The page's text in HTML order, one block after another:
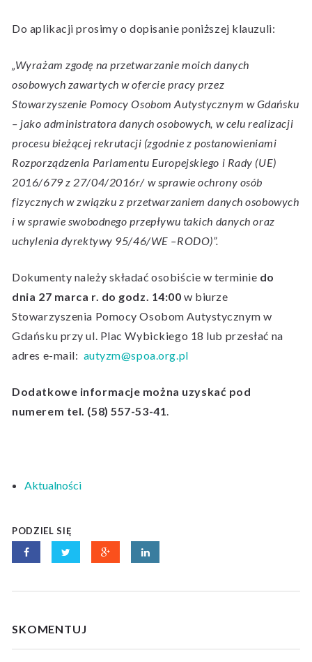
Do aplikacji prosimy o dopisanie poniższej klauzuli:
„Wyrażam zgodę na przetwarzanie moich danych
osobowych zawartych w ofercie pracy przez
Stowarzyszenie Pomocy Osobom Autystycznym w Gdańsku
– jako administratora danych osobowych, w celu realizacji
procesu bieżącej rekrutacji (zgodnie z postanowieniami
Rozporządzenia Parlamentu Europejskiego i Rady (UE)
2016/679 z 27/04/2016r/ w sprawie ochrony osób
fizycznych w związku z przetwarzaniem danych osobowych
i w sprawie swobodnego przepływu takich danych oraz
uchylenia dyrektywy 95/46/WE –RODO)”.
Dokumenty należy składać osobiście w terminie do
dnia 27 marca r. do godz. 14:00 w biurze
Stowarzyszenia Pomocy Osobom Autystycznym w
Gdańsku przy ul. Plac Wybickiego 18 lub przesłać na
adres e-mail: autyzm@spoa.org.pl
Dodatkowe informacje można uzyskać pod
numerem tel. (58) 557-53-41
Aktualności
PODZIEL SIĘ
SKOMENTUJ